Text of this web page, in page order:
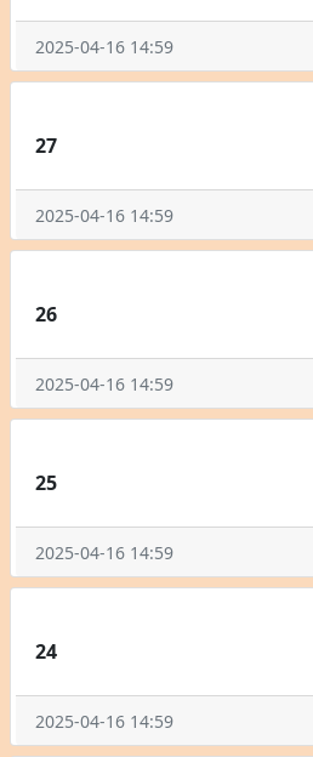
2025-04-16 14:59
27
2025-04-16 14:59
26
2025-04-16 14:59
25
2025-04-16 14:59
24
2025-04-16 14:59